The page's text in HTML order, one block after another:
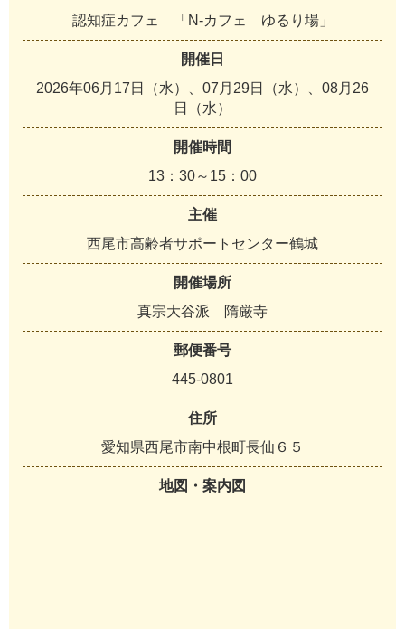
認知症カフェ 「N-カフェ ゆるり場」
開催日
2026年06月17日（水）、07月29日（水）、08月26
日（水）
開催時間
13：30～15：00
主催
西尾市高齢者サポートセンター鶴城
開催場所
真宗大谷派 隋厳寺
郵便番号
445-0801
住所
愛知県西尾市南中根町長仙６５
地図・案内図